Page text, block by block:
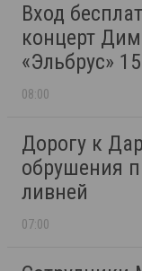
Вход
концерт
«Эльбрус»
08:00
Дорогу к
обрушения
ливней
07:00